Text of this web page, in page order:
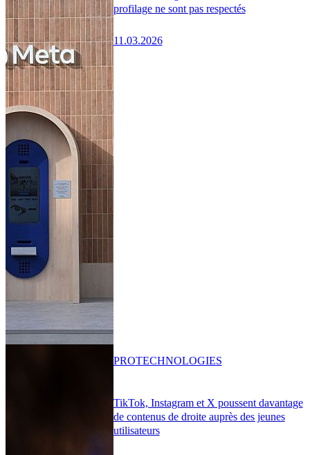
profilage ne sont pas respectés
11.03.2026
TikTok, Instagram et X poussent davantage
de contenus de droite auprès des jeunes
utilisateurs
PROTECHNOLOGIES